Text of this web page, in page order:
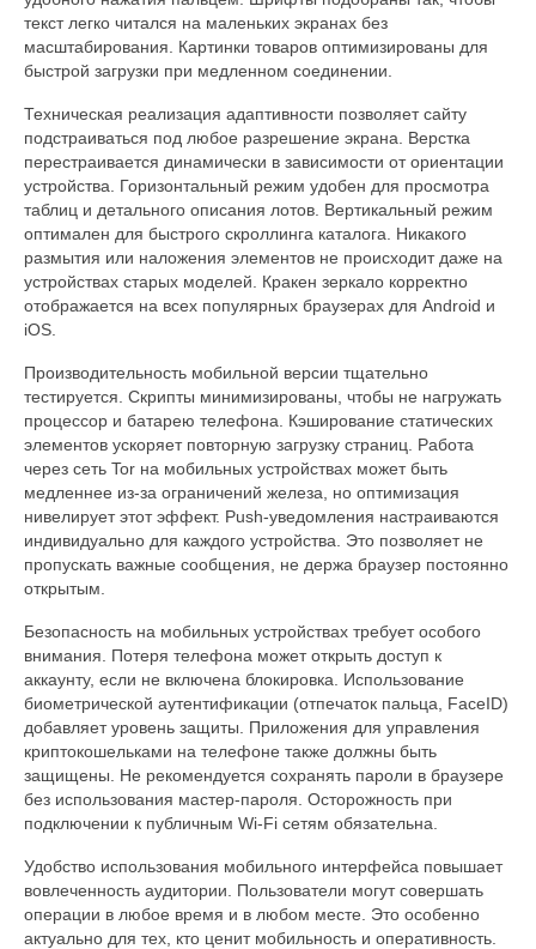
текст легко читался на маленьких экранах без
масштабирования. Картинки товаров оптимизированы для
быстрой загрузки при медленном соединении.
Техническая реализация адаптивности позволяет сайту
подстраиваться под любое разрешение экрана. Верстка
перестраивается динамически в зависимости от ориентации
устройства. Горизонтальный режим удобен для просмотра
таблиц и детального описания лотов. Вертикальный режим
оптимален для быстрого скроллинга каталога. Никакого
размытия или наложения элементов не происходит даже на
устройствах старых моделей. Кракен зеркало корректно
отображается на всех популярных браузерах для Android и
iOS.
Производительность мобильной версии тщательно
тестируется. Скрипты минимизированы, чтобы не нагружать
процессор и батарею телефона. Кэширование статических
элементов ускоряет повторную загрузку страниц. Работа
через сеть Tor на мобильных устройствах может быть
медленнее из-за ограничений железа, но оптимизация
нивелирует этот эффект. Push-уведомления настраиваются
индивидуально для каждого устройства. Это позволяет не
пропускать важные сообщения, не держа браузер постоянно
открытым.
Безопасность на мобильных устройствах требует особого
внимания. Потеря телефона может открыть доступ к
аккаунту, если не включена блокировка. Использование
биометрической аутентификации (отпечаток пальца, FaceID)
добавляет уровень защиты. Приложения для управления
криптокошельками на телефоне также должны быть
защищены. Не рекомендуется сохранять пароли в браузере
без использования мастер-пароля. Осторожность при
подключении к публичным Wi-Fi сетям обязательна.
Удобство использования мобильного интерфейса повышает
вовлеченность аудитории. Пользователи могут совершать
операции в любое время и в любом месте. Это особенно
актуально для тех, кто ценит мобильность и оперативность.